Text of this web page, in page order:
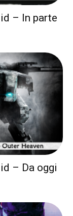
– In parte
– Da oggi